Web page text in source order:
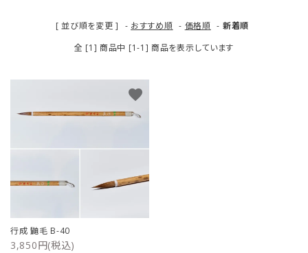
ACCOUNT MENU
プライバシーポリシー
[ 並び順を変更 ] - おすすめ順 - 価格順 - 新着順
全 [1] 商品中 [1-1] 商品を表示しています
行成 鼬毛 B-40
3,850円(税込)
favorite